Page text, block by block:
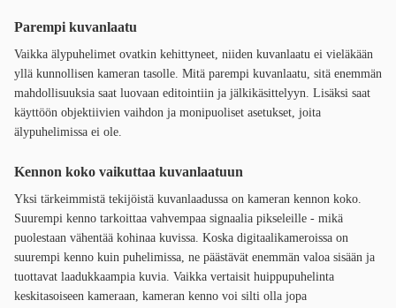
Parempi kuvanlaatu
Vaikka älypuhelimet ovatkin kehittyneet, niiden kuvanlaatu ei vieläkään
yllä kunnollisen kameran tasolle. Mitä parempi kuvanlaatu, sitä enemmän
mahdollisuuksia saat luovaan editointiin ja jälkikäsittelyyn. Lisäksi saat
käyttöön objektiivien vaihdon ja monipuoliset asetukset, joita
älypuhelimissa ei ole.
Kennon koko vaikuttaa kuvanlaatuun
Yksi tärkeimmistä tekijöistä kuvanlaadussa on kameran kennon koko.
Suurempi kenno tarkoittaa vahvempaa signaalia pikseleille - mikä
puolestaan vähentää kohinaa kuvissa. Koska digitaalikameroissa on
suurempi kenno kuin puhelimissa, ne päästävät enemmän valoa sisään ja
tuottavat laadukkaampia kuvia. Vaikka vertaisit huippupuhelinta
keskitasoiseen kameraan, kameran kenno voi silti olla jopa